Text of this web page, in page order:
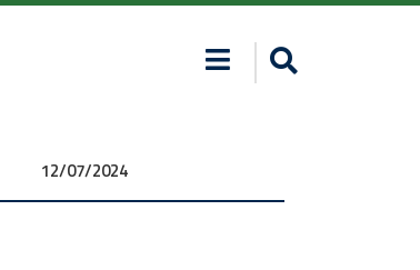
12/07/2024 00:00:00